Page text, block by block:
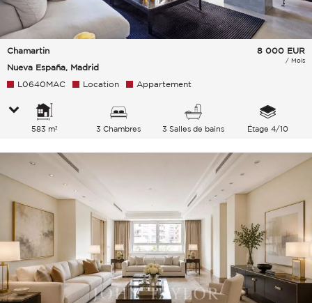
Chamartin
Nueva España, Madrid
8 000 EUR
/ Mois
L0640MAC Location Appartement
583 m² 3 Chambres 3 Salles de bains Étage 4/10